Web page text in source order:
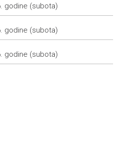
večeras se zatvara
2026'
pronađene kosti, vještaci
37 ekipa iz četiri države
godine (subota)
godine (subota)
godine (subota)